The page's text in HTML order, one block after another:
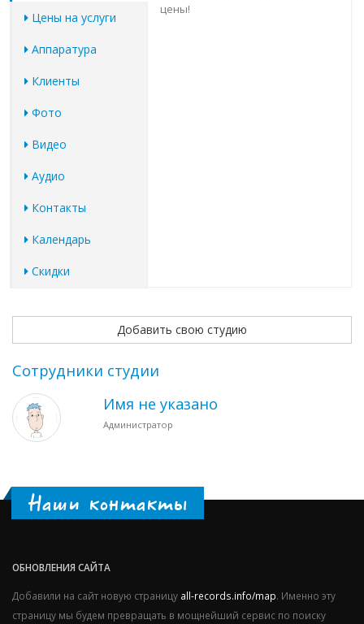
Цены на услуги
Аппаратура
Клиенты
Фото
Видео
Аудио
Контакты
Календарь
Скидки
цены!
Добавить свою студию
Сотрудники студии
Имя не указано
Администратор
Наши контакты
ОБНОВЛЕНИЯ САЙТА
Добавили на сайт новую страницу all-records.info/map. Именно эту
страницу мы будем превращать в мощнейший сервис по поиску